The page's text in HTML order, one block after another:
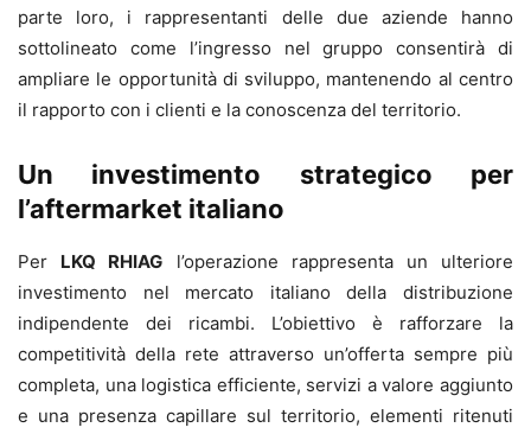
parte loro, i rappresentanti delle due aziende hanno
sottolineato come l’ingresso nel gruppo consentirà di
ampliare le opportunità di sviluppo, mantenendo al centro
il rapporto con i clienti e la conoscenza del territorio.
Un investimento strategico per
l’aftermarket italiano
Per LKQ RHIAG l’operazione rappresenta un ulteriore
investimento nel mercato italiano della distribuzione
indipendente dei ricambi. L’obiettivo è rafforzare la
competitività della rete attraverso un’offerta sempre più
completa, una logistica efficiente, servizi a valore aggiunto
e una presenza capillare sul territorio, elementi ritenuti